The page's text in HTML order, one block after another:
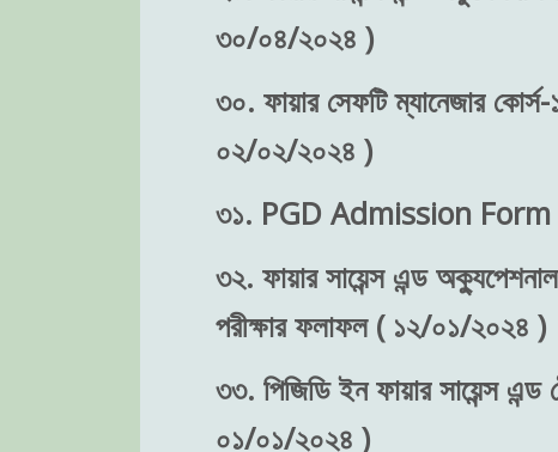
৩০/০৪/২০২৪ )
৩০. ফায়ার সেফটি ম্যানেজার
০২/০২/২০২৪ )
৩১. PGD Admission Form
৩২. ফায়ার সায়েন্স এন্ড
পরীক্ষার ফলাফল ( ১২/০১/২০২৪ )
৩৩. পিজিডি ইন ফায়ার সায়েন্স
০১/০১/২০২৪ )